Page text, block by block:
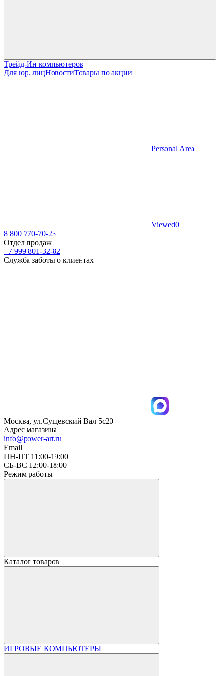
Трейд-Ин компьютеров
Для юр. лицНовостиТовары по акции
Personal Area
Viewed0
8 800 770-70-23
Отдел продаж
+7 999 801-32-82
Служба заботы о клиентах
Москва, ул.Сущевский Вал 5с20
Адрес магазина
info@power-art.ru
Email
ПН-ПТ 11:00-19:00
СБ-ВС 12:00-18:00
Режим работы
Каталог товаров
ИГРОВЫЕ КОМПЬЮТЕРЫ